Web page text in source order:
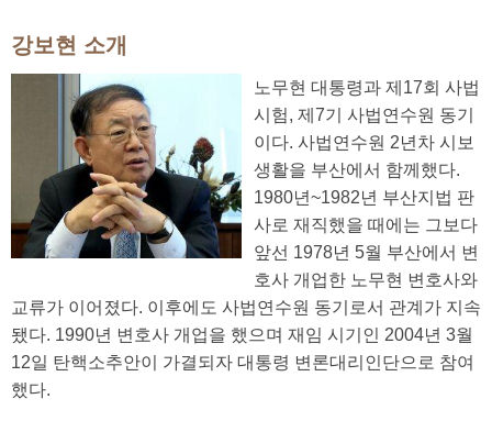
강보현 소개
노무현 대통령과 제17회 사법
시험, 제7기 사법연수원 동기
이다. 사법연수원 2년차 시보
생활을 부산에서 함께했다.
1980년~1982년 부산지법 판
사로 재직했을 때에는 그보다
앞선 1978년 5월 부산에서 변
호사 개업한 노무현 변호사와
교류가 이어졌다. 이후에도 사법연수원 동기로서 관계가 지속
됐다. 1990년 변호사 개업을 했으며 재임 시기인 2004년 3월
12일 탄핵소추안이 가결되자 대통령 변론대리인단으로 참여
했다.